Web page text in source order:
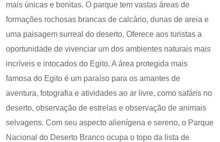
mais únicas e bonitas. O parque tem vastas áreas de
formações rochosas brancas de calcário, dunas de areia e
uma paisagem surreal do deserto. Oferece aos turistas a
oportunidade de vivenciar um dos ambientes naturais mais
incríveis e intocados do Egito. A área protegida mais
famosa do Egito é um paraíso para os amantes de
aventura, fotografia e atividades ao ar livre, como safáris no
deserto, observação de estrelas e observação de animais
selvagens. Com seu aspecto alienígena e sereno, o Parque
Nacional do Deserto Branco ocupa o topo da lista de